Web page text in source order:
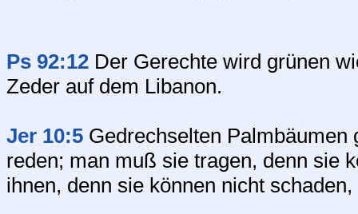
Ps 92:12 Der Gerechte wird grünen
Zeder auf dem Libanon.
Jer 10:5 Gedrechselten
reden; man muß sie tragen, denn sie
ihnen, denn sie können nicht